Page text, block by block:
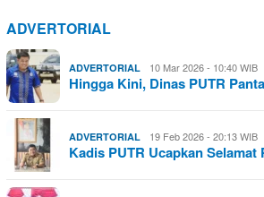
ADVERTORIAL
ADVERTORIAL 10 Mar 2026 - 10:40 WIB
Hingga Kini, Dinas PUTR
ADVERTORIAL 19 Feb 2026 - 20:13 WIB
Kadis PUTR Ucapkan